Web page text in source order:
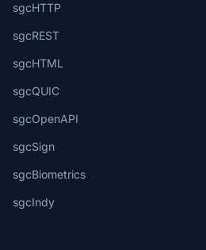
sgcHTTP
sgcREST
sgcHTML
sgcQUIC
sgcOpenAPI
sgcSign
sgcBiometrics
sgcIndy